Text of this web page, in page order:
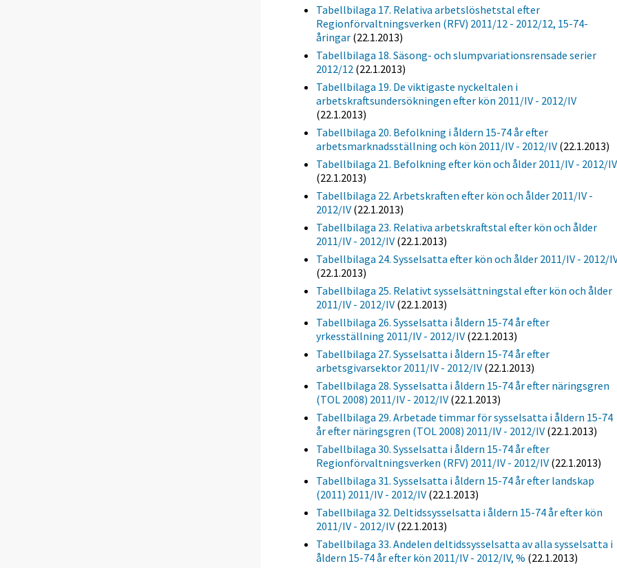
Tabellbilaga 17. Relativa arbetslöshetstal efter
Regionförvaltningsverken (RFV) 2011/12 - 2012/12, 15-74-
åringar (22.1.2013)
Tabellbilaga 18. Säsong- och slumpvariationsrensade serier
2012/12 (22.1.2013)
Tabellbilaga 19. De viktigaste nyckeltalen i
arbetskraftsundersökningen efter kön 2011/IV - 2012/IV
(22.1.2013)
Tabellbilaga 20. Befolkning i åldern 15-74 år efter
arbetsmarknadsställning och kön 2011/IV - 2012/IV (22.1.2013)
Tabellbilaga 21. Befolkning efter kön och ålder 2011/IV - 2012/IV
(22.1.2013)
Tabellbilaga 22. Arbetskraften efter kön och ålder 2011/IV -
2012/IV (22.1.2013)
Tabellbilaga 23. Relativa arbetskraftstal efter kön och ålder
2011/IV - 2012/IV (22.1.2013)
Tabellbilaga 24. Sysselsatta efter kön och ålder 2011/IV - 2012/
(22.1.2013)
Tabellbilaga 25. Relativt sysselsättningstal efter kön och ålder
2011/IV - 2012/IV (22.1.2013)
Tabellbilaga 26. Sysselsatta i åldern 15-74 år efter
yrkesställning 2011/IV - 2012/IV (22.1.2013)
Tabellbilaga 27. Sysselsatta i åldern 15-74 år efter
arbetsgivarsektor 2011/IV - 2012/IV (22.1.2013)
Tabellbilaga 28. Sysselsatta i åldern 15-74 år efter näringsgren
(TOL 2008) 2011/IV - 2012/IV (22.1.2013)
Tabellbilaga 29. Arbetade timmar för sysselsatta i åldern 15-74
år efter näringsgren (TOL 2008) 2011/IV - 2012/IV (22.1.2013)
Tabellbilaga 30. Sysselsatta i åldern 15-74 år efter
Regionförvaltningsverken (RFV) 2011/IV - 2012/IV (22.1.2013)
Tabellbilaga 31. Sysselsatta i åldern 15-74 år efter landskap
(2011) 2011/IV - 2012/IV (22.1.2013)
Tabellbilaga 32. Deltidssysselsatta i åldern 15-74 år efter kön
2011/IV - 2012/IV (22.1.2013)
Tabellbilaga 33. Andelen deltidssysselsatta av alla sysselsatta i
åldern 15-74 år efter kön 2011/IV - 2012/IV, % (22.1.2013)